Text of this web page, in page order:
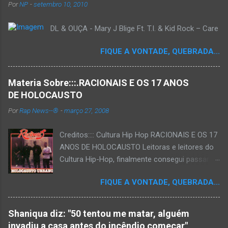
PorNP -setembro 10, 2010
DL & OUÇA - Mary J Blige Ft. T.I. & Kid Rock – Care
FIQUE A VONTADE, QUEBRADA...
Materia Sobre:::.RACIONAIS E OS 17 ANOS
DE HOLOCAUSTO
PorRap News--® -março 27, 2008
Creditos:::: Cultura Hip Hop RACIONAIS E OS 17
ANOS DE HOLOCAUSTO Leitoras e leitores do
Cultura Hip-Hop, finalmente consegui passar
que há muito tempo vinha maturando: uma
espécie de "ensaio-tributo" ao disco mais
importante do rap brasileiro, que completará 17
anos agora em 2008. Falo de "Holocausto
FIQUE A VONTADE, QUEBRADA...
Shaniqua diz: "50 tentou me matar, alguém
invadiu a casa antes do incêndio começar"